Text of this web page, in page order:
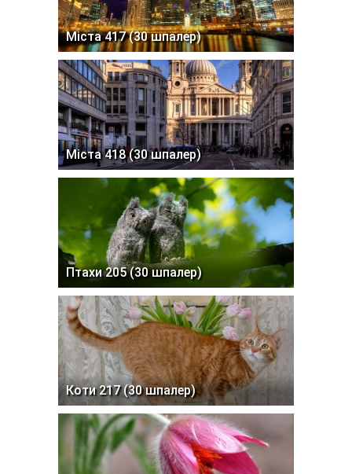
Міста 417 (30 шпалер)
Міста 418 (30 шпалер)
Птахи 205 (30 шпалер)
Коти 217 (30 шпалер)